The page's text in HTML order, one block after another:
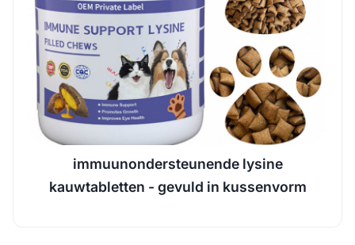
immuunondersteunende lysine
kauwtabletten - gevuld in kussenvorm